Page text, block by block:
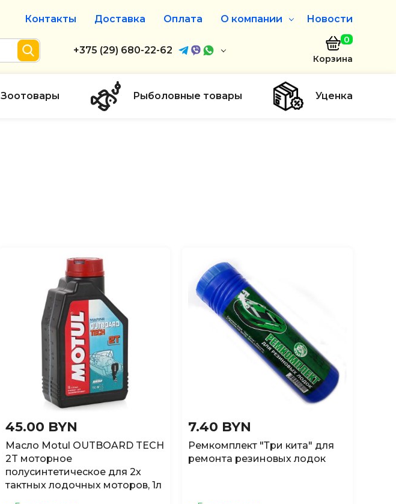
Контакты Доставка Оплата О компании
О нас
Дисконтная программа
Новости
+375 (29) 680-22-62
Интернет-магазин
тел. А1
Заказать звонок
0
Корзина
Зоотовары Рыболовные товары Уценка
45.00 BYN
Масло Motul OUTBOARD TECH
2T моторное
полусинтетическое для 2х
тактных лодочных моторов, 1л
7.40 BYN
Ремкомплект "Три кита" для
ремонта резиновых лодок